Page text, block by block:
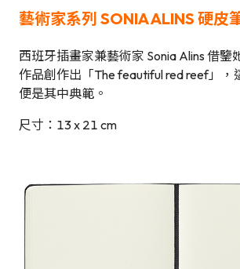
藝術家系列 SONIA ALINS 硬皮
西班牙插畫家兼藝術家 Sonia Alins 借鑒
作品創作出「The feautiful red reef」，
便是其中典範。
尺寸：13 x 21 cm